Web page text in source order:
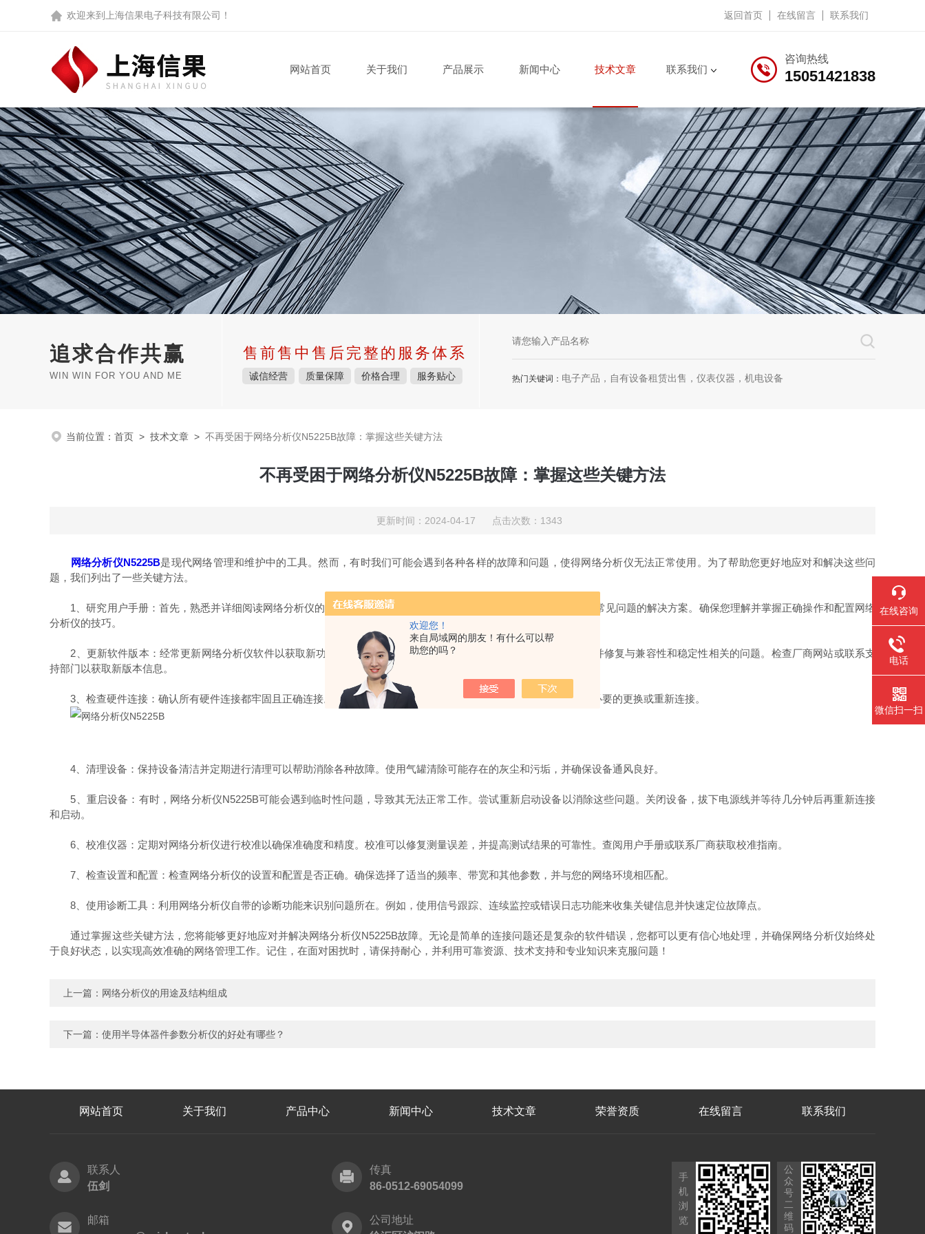
欢迎您！
来自局域网的朋友！有什么可以帮
助您的吗？
欢迎来到 上海信果电子科技有限公司 ！ 返回首页 在线留言 联系我们
咨询热线
15051421838
网站首页 关于我们 产品展示 新闻中心 技术文章 联系我们
追求合作共赢
WIN WIN FOR YOU AND ME
售前售中售后完整的服务体系
诚信经营 质量保障 价格合理 服务贴心 热门关键词： 电子产品，自有设备租赁出售，仪表仪器，机电设备
当前位置： 首页 > 技术文章 > 不再受困于网络分析仪N5225B故障：掌握这些关键方法
不再受困于网络分析仪N5225B故障：掌握这些关键方法
更新时间：2024-04-17 点击次数：1343
网络分析仪N5225B是现代网络管理和维护中的工具。然而，有时我们可能会遇到各种各样的故障和问题，使得网络分析仪无法正常使用。为了帮助您更好地应对和解决这些问
题，我们列出了一些关键方法。
1、研究用户手册：首先，熟悉并详细阅读网络分析仪的用户手册。用户手册通常提供详细说明、故障排除步骤以及常见问题的解决方案。确保您理解并掌握正确操作和配置网络
分析仪的技巧。
2、更新软件版本：经常更新网络分析仪软件以获取新功能和修复已知bug。厂商通常会发布软件更新来改进性能，并修复与兼容性和稳定性相关的问题。检查厂商网站或联系支
持部门以获取新版本信息。
3、检查硬件连接：确认所有硬件连接都牢固且正确连接。检查电源线、网线、天线等连接是否松动或损坏，并进行必要的更换或重新连接。
4、清理设备：保持设备清洁并定期进行清理可以帮助消除各种故障。使用气罐清除可能存在的灰尘和污垢，并确保设备通风良好。
5、重启设备：有时，网络分析仪N5225B可能会遇到临时性问题，导致其无法正常工作。尝试重新启动设备以消除这些问题。关闭设备，拔下电源线并等待几分钟后再重新连接
和启动。
6、校准仪器：定期对网络分析仪进行校准以确保准确度和精度。校准可以修复测量误差，并提高测试结果的可靠性。查阅用户手册或联系厂商获取校准指南。
7、检查设置和配置：检查网络分析仪的设置和配置是否正确。确保选择了适当的频率、带宽和其他参数，并与您的网络环境相匹配。
8、使用诊断工具：利用网络分析仪自带的诊断功能来识别问题所在。例如，使用信号跟踪、连续监控或错误日志功能来收集关键信息并快速定位故障点。
通过掌握这些关键方法，您将能够更好地应对并解决网络分析仪N5225B故障。无论是简单的连接问题还是复杂的软件错误，您都可以更有信心地处理，并确保网络分析仪始终处
于良好状态，以实现高效准确的网络管理工作。记住，在面对困扰时，请保持耐心，并利用可靠资源、技术支持和专业知识来克服问题！
上一篇： 网络分析仪的用途及结构组成
下一篇： 使用半导体器件参数分析仪的好处有哪些？
网站首页 关于我们 产品中心 新闻中心 技术文章 荣誉资质 在线留言 联系我们
联系人
伍剑
传真
86-0512-69054099
邮箱
公司地址
手
机
浏
览
公
众
号
二
维
码
在线咨询
电话
微信扫一扫